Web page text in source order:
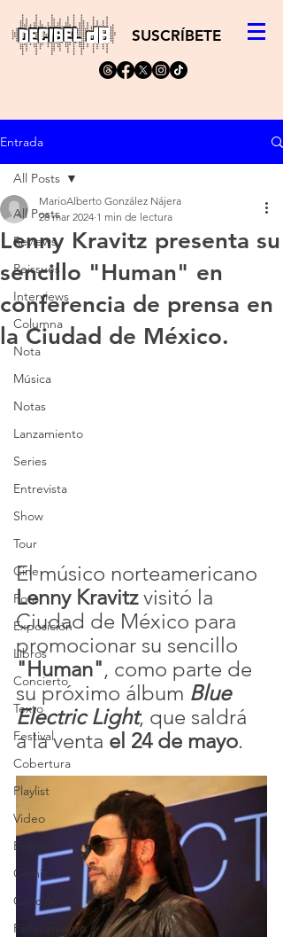
SUSCRÍBETE
Entrada
All Posts
Reviews
Reissues
Interviews
Columna
Nota
Música
Notas
Lanzamiento
Series
Entrevista
Show
Tour
Cine
Foto
Exposición
Libros
Concierto
Texto
Festival
Cobertura
Playlist
Video
Evento
Cómic
Canción
Fallecimiento
All Posts
Lenny Kravitz presenta su
sencillo "Human" en
conferencia de prensa en
la Ciudad de México.
MarioAlberto González Nájera
28 mar 2024 1 min de lectura
El músico norteamericano
Lenny Kravitz visitó la
Ciudad de México para
promocionar su sencillo
"Human", como parte de
su próximo álbum Blue
Electric Light, que saldrá
a la venta el 24 de mayo.